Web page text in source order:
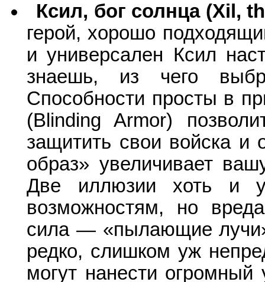
Ксил, бог солнца (Xil,
герой, хорошо
и универсален Ксил
знаешь, из чего
Способности просты в
(Blinding Armor)
защитить свои войска и
образ» увеличивает
Две иллюзии хоть и
возможностям, но
сила — «пылающие
редко, слишком уж
могут нанести